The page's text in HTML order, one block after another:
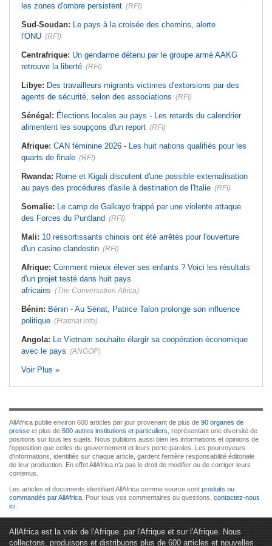
les zones d'ombre persistent (RFI)
Sud-Soudan: Le pays à la croisée des chemins, alerte
l'ONU (RFI)
Centrafrique: Un gendarme détenu par le groupe armé AAKG
retrouve la liberté (RFI)
Libye: Des travailleurs migrants victimes d'extorsions par des
agents de sécurité, selon des associations (RFI)
Sénégal: Élections locales au pays - Les retards du calendrier
alimentent les soupçons d'un report (RFI)
Afrique: CAN féminine 2026 - Les huit nations qualifiés pour les
quarts de finale (RFI)
Rwanda: Rome et Kigali discutent d'une possible externalisation
au pays des procédures d'asile à destination de l'Italie (RFI)
Somalie: Le camp de Galkayo frappé par une violente attaque
des Forces du Puntland (RFI)
Mali: 10 ressortissants chinois ont été arrêtés pour l'ouverture
d'un casino clandestin (RFI)
Afrique: Comment mieux élever ses enfants ? Voici les résultats
d'un projet testé dans huit pays
africains (The Conversation Africa)
Bénin: Bénin - Au Sénat, Patrice Talon prolonge son influence
politique (Fratmat.info)
Angola: Le Vietnam souhaite élargir sa coopération économique
avec le pays (ANGOP)
Voir Plus »
AllAfrica publie environ 600 articles par jour provenant de plus de 90 organes de
presse et plus de 500 autres institutions et particuliers , représentant une diversité de
positions sur tous les sujets. Nous publions aussi bien les informations et opinions de
l'opposition que celles du gouvernement et leurs porte-paroles. Les pourvoyeurs
d'informations, identifiés sur chaque article, gardent l'entière responsabilité éditoriale
de leur production. En effet AllAfrica n'a pas le droit de modifier ou de corriger leurs
contenus.
Les articles et documents identifiant AllAfrica comme source sont produits ou
commandés par AllAfrica . Pour tous vos commentaires ou questions, contactez-nous
ici
AllAfrica est la voix de l'Afrique. par l'Afrique et sur l'Afrique. Nous
collectons, produisons et distribuons plus de 600 articles et nouvelles